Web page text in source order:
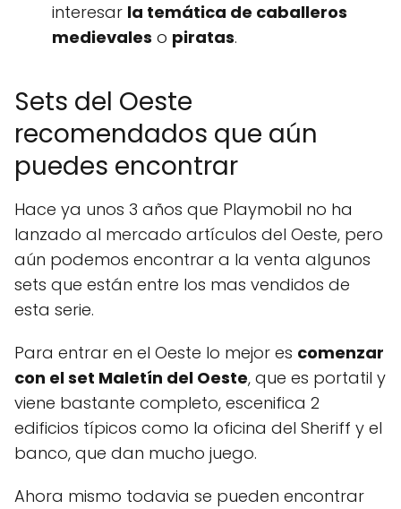
interesar la temática de caballeros
medievales o piratas.
Sets del Oeste
recomendados que aún
puedes encontrar
Hace ya unos 3 años que Playmobil no ha
lanzado al mercado artículos del Oeste, pero
aún podemos encontrar a la venta algunos
sets que están entre los mas vendidos de
esta serie.
Para entrar en el Oeste lo mejor es comenzar
con el set Maletín del Oeste, que es portatil y
viene bastante completo, escenifica 2
edificios típicos como la oficina del Sheriff y el
banco, que dan mucho juego.
Ahora mismo todavia se pueden encontrar